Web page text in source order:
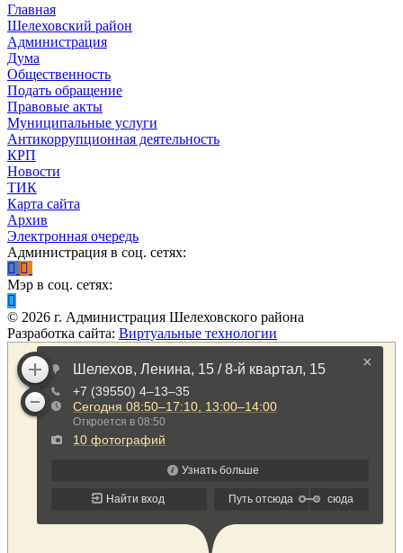
Главная
Шелеховский район
Администрация
Дума
Общественность
Подать обращение
Правовые акты
Муниципальные услуги
Антикоррупционная деятельность
КРП
Новости
ТИК
Карта сайта
Архив
Электронная очередь
Администрация в соц. сетях:
Мэр в соц. сетях:
© 2026 г. Администрация Шелеховского района
Разработка сайта: Виртуальные технологии